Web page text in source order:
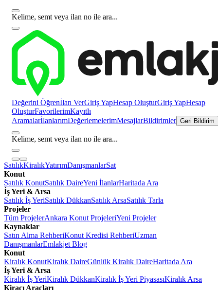
Kelime, semt veya ilan no ile ara...
Değerini Öğrenİlan VerGiriş YapHesap OluşturGiriş YapHesap
OluşturFavorilerimKayıtlı
AramalarİlanlarımDeğerlemelerimMesajlarBildirimler Geri Bildirim
Kelime, semt veya ilan no ile ara...
SatılıkKiralıkYatırımDanışmanlarSat
Konut
Satılık KonutSatılık DaireYeni İlanlarHaritada Ara
İş Yeri & Arsa
Satılık İş YeriSatılık DükkanSatılık ArsaSatılık Tarla
Projeler
Tüm ProjelerAnkara Konut ProjeleriYeni Projeler
Kaynaklar
Satın Alma RehberiKonut Kredisi RehberiUzman
DanışmanlarEmlakjet Blog
Konut
Kiralık KonutKiralık DaireGünlük Kiralık DaireHaritada Ara
İş Yeri & Arsa
Kiralık İş YeriKiralık DükkanKiralık İş Yeri PiyasasıKiralık Arsa
Kiracı Araçları